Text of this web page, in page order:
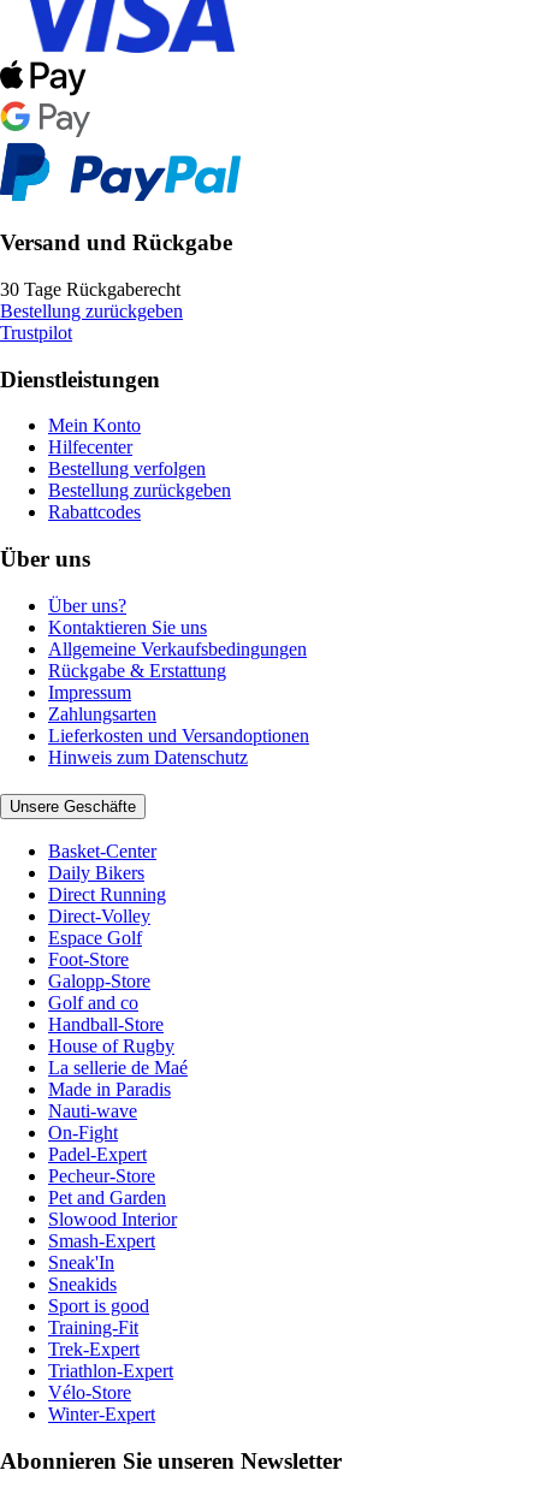
Versand und Rückgabe
30 Tage Rückgaberecht
Bestellung zurückgeben
Trustpilot
Dienstleistungen
Mein Konto
Hilfecenter
Bestellung verfolgen
Bestellung zurückgeben
Rabattcodes
Über uns
Über uns?
Kontaktieren Sie uns
Allgemeine Verkaufsbedingungen
Rückgabe & Erstattung
Impressum
Zahlungsarten
Lieferkosten und Versandoptionen
Hinweis zum Datenschutz
Unsere Geschäfte
Basket-Center
Daily Bikers
Direct Running
Direct-Volley
Espace Golf
Foot-Store
Galopp-Store
Golf and co
Handball-Store
House of Rugby
La sellerie de Maé
Made in Paradis
Nauti-wave
On-Fight
Padel-Expert
Pecheur-Store
Pet and Garden
Slowood Interior
Smash-Expert
Sneak'In
Sneakids
Sport is good
Training-Fit
Trek-Expert
Triathlon-Expert
Vélo-Store
Winter-Expert
Abonnieren Sie unseren Newsletter